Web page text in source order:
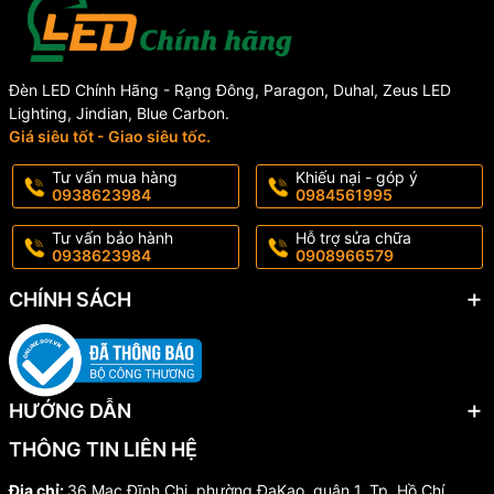
Đèn LED Chính Hãng - Rạng Đông, Paragon, Duhal, Zeus LED
Lighting, Jindian, Blue Carbon.
Giá siêu tốt - Giao siêu tốc.
Tư vấn mua hàng
0938623984
Khiếu nại - góp ý
0984561995
Tư vấn bảo hành
0938623984
Hỗ trợ sửa chữa
0908966579
CHÍNH SÁCH
HƯỚNG DẪN
THÔNG TIN LIÊN HỆ